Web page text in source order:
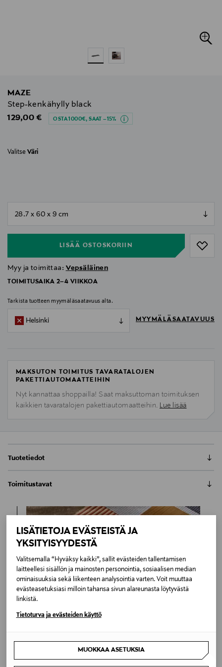
LISÄTIETOJA EVÄSTEISTÄ JA
YKSITYISYYDESTÄ
Valitsemalla “Hyväksy kaikki”, sallit evästeiden tallentamisen
laitteellesi sisällön ja mainosten personointia, sosiaalisen median
ominaisuuksia sekä liikenteen analysointia varten. Voit muuttaa
evästeasetuksiasi milloin tahansa sivun alareunasta löytyvästä
linkistä.
Tietoturva ja evästeiden käyttö
MUOKKAA ASETUKSIA
MAZE
Step-kenkähylly black
Original Price
129,00 € OSTA 1000€, SAAT –15%
Valitse Väri
LISÄÄ OSTOSKORIIN
Myy ja toimittaa: Vepsäläinen
TOIMITUSAIKA 2–4 VIIKKOA
Tarkista tuotteen myymäläsaatavuus alta.
Helsinki MYYMÄLÄSAATAVUUS
MAKSUTON TOIMITUS TAVARATALOJEN
PAKETTIAUTOMAATTEIHIN
Nyt kannattaa shoppailla! Saat maksuttoman toimituksen
kaikkien tavaratalojen pakettiautomaatteihin. Lue lisää
Tuotetiedot
kengät järjestyksessä tyylikkäästi seinällä. Ruotsissa
Tuotenumero
174285098
Materiaali
Metalli
28.7 x 60 x 9 cm
Toimitustavat
Toimitusaika 2–4 viikkoa
6,90 €
Kotiinkuljetus
Toimitusaika 2–4 viikkoa
6,90 €
Inspiroidu